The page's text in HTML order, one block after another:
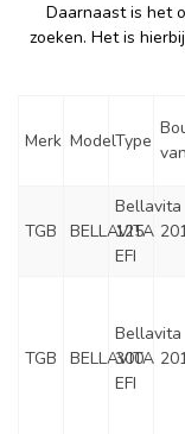
Daarnaast is het
zoeken. Het is
Merk ModelType
TGB BELLAVITA
Bellavita
125
EFI
TGB BELLAVITA
Bellavita
300
EFI